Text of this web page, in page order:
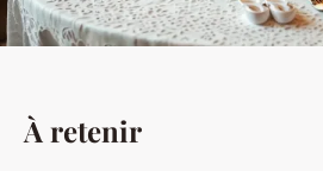
À retenir